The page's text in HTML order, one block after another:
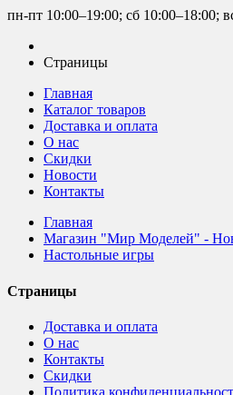
пн-пт 10:00–19:00; сб 10:00–18:00;
Страницы
Главная
Каталог товаров
Доставка и оплата
О нас
Скидки
Новости
Контакты
Главная
Магазин "Мир Моделей" -
Настольные игры
Страницы
Доставка и оплата
О нас
Контакты
Скидки
Политика